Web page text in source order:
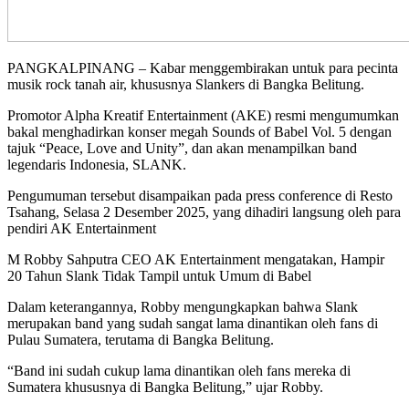
PANGKALPINANG – Kabar menggembirakan untuk para pecinta
musik rock tanah air, khususnya Slankers di Bangka Belitung.
Promotor Alpha Kreatif Entertainment (AKE) resmi mengumumkan
bakal menghadirkan konser megah Sounds of Babel Vol. 5 dengan
tajuk “Peace, Love and Unity”, dan akan menampilkan band
legendaris Indonesia, SLANK.
Pengumuman tersebut disampaikan pada press conference di Resto
Tsahang, Selasa 2 Desember 2025, yang dihadiri langsung oleh para
pendiri AK Entertainment
M Robby Sahputra CEO AK Entertainment mengatakan, Hampir
20 Tahun Slank Tidak Tampil untuk Umum di Babel
Dalam keterangannya, Robby mengungkapkan bahwa Slank
merupakan band yang sudah sangat lama dinantikan oleh fans di
Pulau Sumatera, terutama di Bangka Belitung.
“Band ini sudah cukup lama dinantikan oleh fans mereka di
Sumatera khususnya di Bangka Belitung,” ujar Robby.